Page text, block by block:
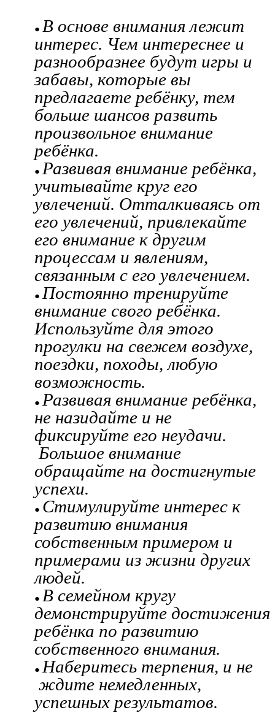
В основе внимания лежит
интерес. Чем интереснее и
разнообразнее будут игры и
забавы, которые вы
предлагаете ребёнку, тем
больше шансов развить
произвольное внимание
ребёнка.
Развивая внимание ребёнка,
учитывайте круг его
увлечений. Отталкиваясь от
его увлечений, привлекайте
его внимание к другим
процессам и явлениям,
связанным с его увлечением.
Постоянно тренируйте
внимание свого ребёнка.
Используйте для этого
прогулки на свежем воздухе,
поездки, походы, любую
возможность.
Развивая внимание ребёнка,
не назидайте и не
фиксируйте его неудачи.
Большое внимание
обращайте на достигнутые
успехи.
Стимулируйте интерес к
развитию внимания
собственным примером и
примерами из жизни других
людей.
В семейном кругу
демонстрируйте достижения
ребёнка по развитию
собственного внимания.
Наберитесь терпения, и не
ждите немедленных,
успешных результатов.